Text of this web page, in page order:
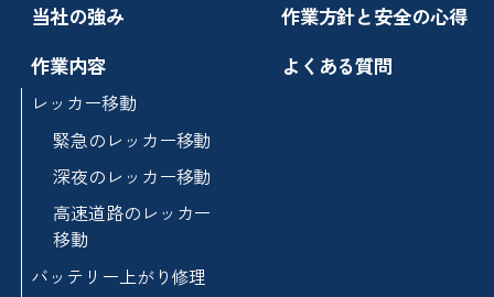
当社の強み
作業内容
レッカー移動
緊急のレッカー移動
深夜のレッカー移動
高速道路のレッカー
移動
バッテリー上がり修理
作業方針と安全の心得
よくある質問